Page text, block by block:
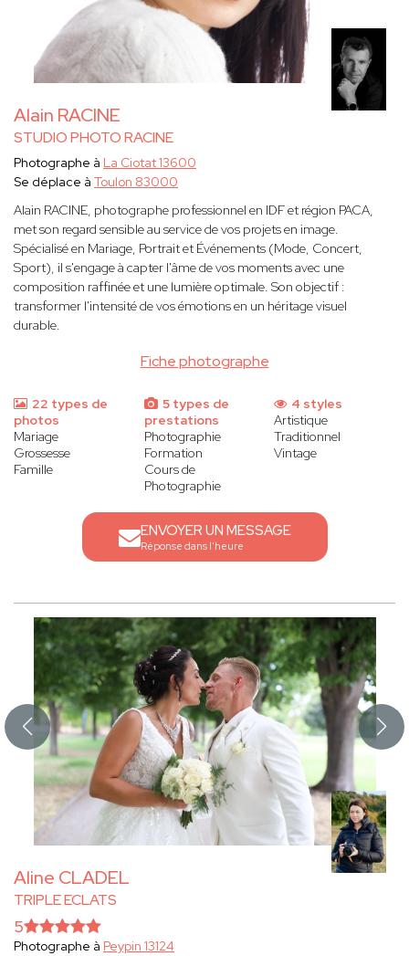
Alain RACINE
STUDIO PHOTO RACINE
Fiche photographe
Photographe à La Ciotat 13600
Se déplace à Toulon 83000
Alain RACINE, photographe professionnel en IDF et région PACA,
met son regard sensible au service de vos projets en image.
Spécialisé en Mariage, Portrait et Événements (Mode, Concert,
Sport), il s'engage à capter l'âme de vos moments avec une
composition raffinée et une lumière optimale. Son objectif :
transformer l'intensité de vos émotions en un héritage visuel
durable.
22 types de
photos
Mariage
Grossesse
Famille
5 types de
prestations
Photographie
Formation
Cours de
Photographie
4 styles
Artistique
Traditionnel
Vintage
ENVOYER UN MESSAGE
Réponse dans l'heure
Aline CLADEL
TRIPLE ECLATS
5
Photographe à Peypin 13124